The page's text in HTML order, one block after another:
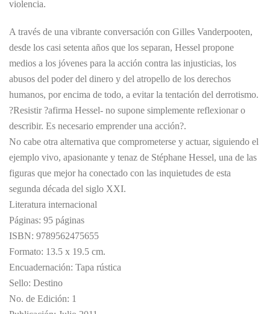
violencia.
A través de una vibrante conversación con Gilles Vanderpooten,
desde los casi setenta años que los separan, Hessel propone
medios a los jóvenes para la acción contra las injusticias, los
abusos del poder del dinero y del atropello de los derechos
humanos, por encima de todo, a evitar la tentación del derrotismo.
?Resistir ?afirma Hessel- no supone simplemente reflexionar o
describir. Es necesario emprender una acción?.
No cabe otra alternativa que comprometerse y actuar, siguiendo el
ejemplo vivo, apasionante y tenaz de Stéphane Hessel, una de las
figuras que mejor ha conectado con las inquietudes de esta
segunda década del siglo XXI.
Literatura internacional
Páginas: 95 páginas
ISBN: 9789562475655
Formato: 13.5 x 19.5 cm.
Encuadernación: Tapa rústica
Sello: Destino
No. de Edición: 1